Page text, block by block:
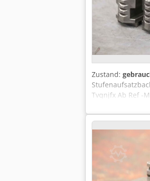
Zustand:
Tvqnjfx Ab Ref -